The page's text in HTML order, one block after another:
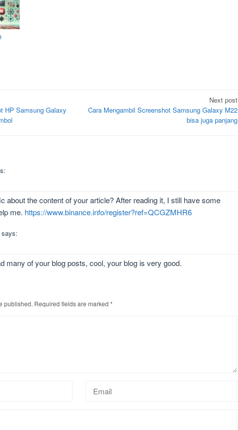
HP Samsung Galaxy
Next post
Cara Mengambil Screenshot Samsung Galaxy M22
bisa juga panjang
about the content of your article? After reading it, I still have some
me. https://www.binance.info/register?ref=QCGZMHR6
says:
many of your blog posts, cool, your blog is very good.
published. Required fields are marked *